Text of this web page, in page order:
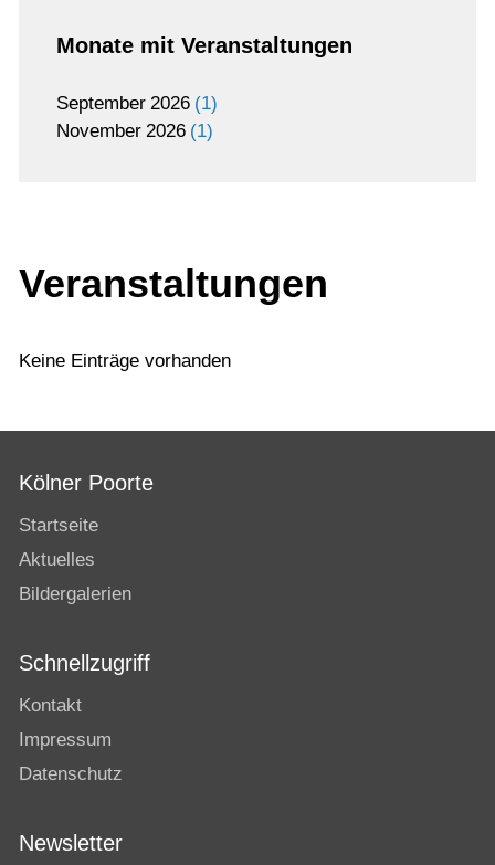
Monate mit Veranstaltungen
September 2026 1
November 2026 1
Veranstaltungen
Keine Einträge vorhanden
Kölner Poorte
Startseite
Aktuelles
Bildergalerien
Schnellzugriff
Kontakt
Impressum
Datenschutz
Newsletter